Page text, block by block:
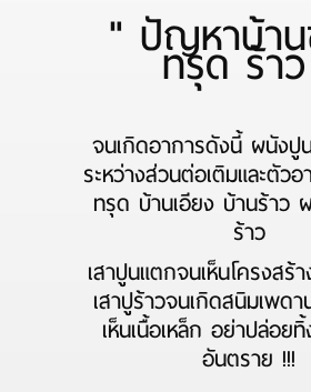
" ปัญหาบ้า
ทรุด ร้า
จนเกิดอาการดังนี้ ผนังปู
ระหว่างส่วนต่อเติมและตัว
ทรุด บ้านเอียง บ้านร้าว
ร้าว
เสาปูนแตกจนเห็นโครงสร้
เสาปูร้าวจนเกิดสนิมเพดา
เห็นเนื้อเหล็ก อย่าปล่อยทิ้
อันตราย !!!